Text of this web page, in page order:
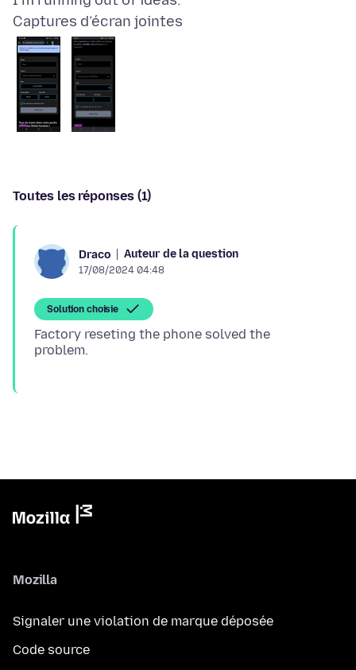
Captures d’écran jointes
Toutes les réponses (1)
Draco Auteur de la question
17/08/2024 04:48
Solution choisie
Factory reseting the phone solved the
Mozilla
Signaler une violation de marque déposée
Code source